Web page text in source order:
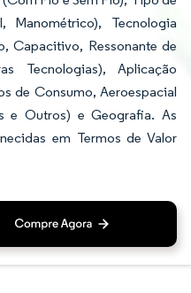
Manométrico), Tecnologia
Capacitivo, Ressonante de
Tecnologias), Aplicação
de Consumo, Aeroespacial
e Outros) e Geografia. As
em Termos de Valor